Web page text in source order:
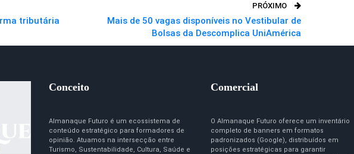
tributária
PRÓXIMO
Mais de 50 vagas disponíveis no Vestibular de
Bolsas da Descomplica UniAmérica
Conceito
Almanaque Futuro é um ecossistema de
conteúdo estratégico para formadores de
opinião. Atuamos na intersecção entre
Turismo, Sustentabilidade, Cultura, Saúde e
Comercial
O Almanaque Futuro oferece um inventário
completo de banners em formatos
padronizados (Google), distribuídos em
posições estratégicas para garantir